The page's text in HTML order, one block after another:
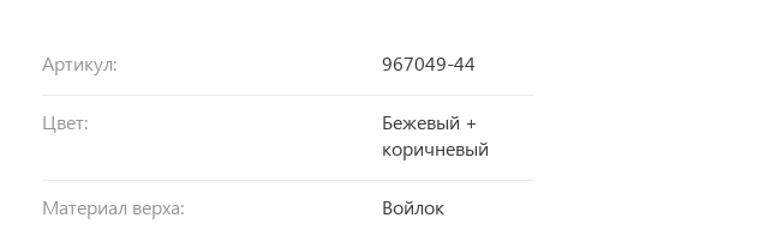
Артикул: 967049-44
Цвет:
Бежевый +
коричневый
Материал верха: Войлок